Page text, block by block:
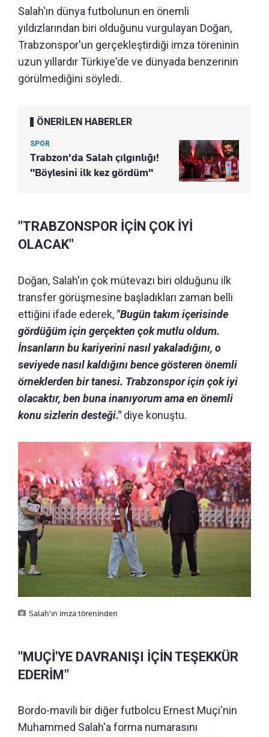
Salah'ın dünya futbolunun en önemli
yıldızlarından biri olduğunu vurgulayan Doğan,
Trabzonspor'un gerçekleştirdiği imza töreninin
uzun yıllardır Türkiye'de ve dünyada benzerinin
görülmediğini söyledi.
ÖNERİLEN HABERLER
SPOR
Trabzon'da Salah çılgınlığı!
"Böylesini ilk kez gördüm"
"TRABZONSPOR İÇİN ÇOK İYİ
OLACAK"
Doğan, Salah'ın çok mütevazı biri olduğunu ilk
transfer görüşmesine başladıkları zaman belli
ettiğini ifade ederek, "Bugün takım içerisinde
gördüğüm için gerçekten çok mutlu oldum.
İnsanların bu kariyerini nasıl yakaladığını, o
seviyede nasıl kaldığını bence gösteren önemli
örneklerden bir tanesi. Trabzonspor için çok iyi
olacaktır, ben buna inanıyorum ama en önemli
konu sizlerin desteği."diye konuştu.
Salah'ın imza töreninden
"MUÇİ'YE DAVRANIŞI İÇİN TEŞEKKÜR
EDERİM"
Bordo-mavili bir diğer futbolcu Ernest Muçi'nin
Muhammed Salah'a forma numarasını